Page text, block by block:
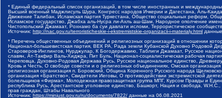
* Единый федеральный список организаций, в том числе иностранных и
Высший военный Маджлисуль Шура, Конгресс народов Ичкерии и Дагестана, Аль-
Движение Талибан, Исламская партия Туркестана, Общество социальных реформ,
Исламское государство, Джабха аль-Нусра ли-Ахль аш-Шам, Народное ополчение
Чистопольский Джамаат, Рохнамо ба суи давлати исломи, Террористическое
Источник: http://nac.gov.ru/terroristicheskie-i-ekstremistskie-organizacii-i-materialy.html
* Перечень общественных объединений и религиозных организаций в отношении
Национал-большевистская партия, ВЕК РА, Рада земли Кубанской Духовно Родовой
Староверов-Инглингов, Нурджулар, К Богодержавию, Таблиги Джамаат, Русское
славян, Ат-Такфир Валь-Хиджра, Пит Буль, Национал-социалистическая рабочая
Череповца, Духовно-Родовая Держава Русь, Русское национальное единство,
Кровь и Честь, О свободе совести и о религиозных объединениях, Омская
религиозная организация п. Боровский, Община Коренного Русского народа
организация «Братство», Свидетели Иеговы, О противодействии экстремистской
болельщиков «Фирма», Молодежная правозащитная группа МПГ, Курсом Правды и
республика Русь, Арестантское уголовное единство, Башкорт, Нация и свобода,
прав граждан, Штабы Навального
Источник: https://minjust.gov.ru/ru/documents/7822/ данные на 06.08.2021